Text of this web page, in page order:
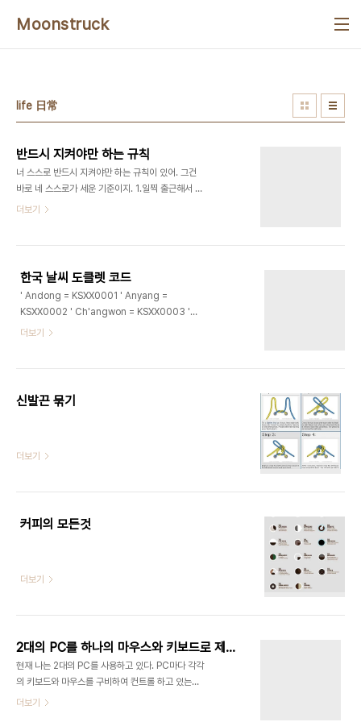
Moonstruck
life 日常
반드시 지켜야만 하는 규칙
너 스스로 반드시 지켜야만 하는 규칙이 있어. 그건
바로 네 스스로가 세운 기준이지. 1.일찍 출근해서 늦
게 퇴근하라. 2.우는 소리 하지 마라. 3.다른 사람을
라. 7.'일'과 '커리어' 사이에는 차이가 있다는 것을,
종종 커리어를 위해서 희생해야 할 때가 있음을 명심
하라. 8.자기만의 삶을 찾아라. 9.친구를 소중히 여
겨라. 특히 네가 더 이상 성공한 사람이 아닐 경우에
도 널 소중히 여겨줄 친구를. 10.실패에서 네가 뭔가
라. -버바라 월터스.
더보기
한국 날씨 도클렛 코드
' Andong = KSXX0001 ' Anyang =
KSXX0002 ' Ch'angwon = KSXX0003 '
Ch'onan = KSXX0006 ' Ch'ungju =
Cholwon = KSXX0033 ' Chonju =
KSXX0047 ' Chunchon = KSXX0035 '
Inch'on = KSXX0009 ' Iri = KSXX0010 '
더보기
신발끈 묶기
더보기
커피의 모든것
더보기
2대의 PC를 하나의 마우스와 키보드로 제어하기
현재 나는 2대의 PC를 사용하고 있다. PC마다 각각
의 키보드와 마우스를 구비하여 컨트롤 하고 있는데,
책상도 복잡해 지고 인터페이스를 바꾸때 육체적으
더보기